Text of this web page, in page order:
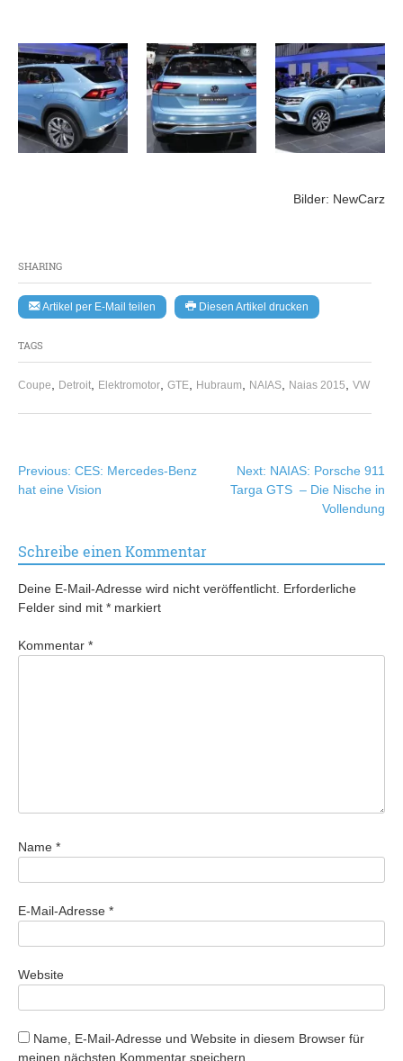
SHARING
Artikel per E-Mail teilen Diesen Artikel drucken
TAGS
Coupe, Detroit, Elektromotor, GTE, Hubraum, NAIAS, Naias 2015, VW
Bilder: NewCarz
Beitragsnavigation
Previous: CES: Mercedes-Benz
hat eine Vision
Next: NAIAS: Porsche 911
Targa GTS – Die Nische in
Vollendung
Schreibe einen Kommentar
Deine E-Mail-Adresse wird nicht veröffentlicht. Erforderliche
Felder sind mit * markiert
Kommentar *
Name *
E-Mail-Adresse *
Website
Name, E-Mail-Adresse und Website in diesem Browser für
meinen nächsten Kommentar speichern.